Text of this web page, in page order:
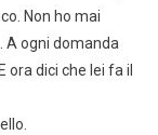
Non ho mai
A ogni domanda
ora dici che lei fa il